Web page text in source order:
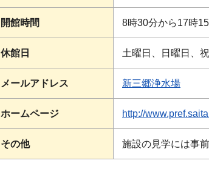
開館時間 8時30分から17時
休館日 土曜日、日曜日、
メールアドレス 新三郷浄水場
ホームページ http://
その他 施設の見学には事